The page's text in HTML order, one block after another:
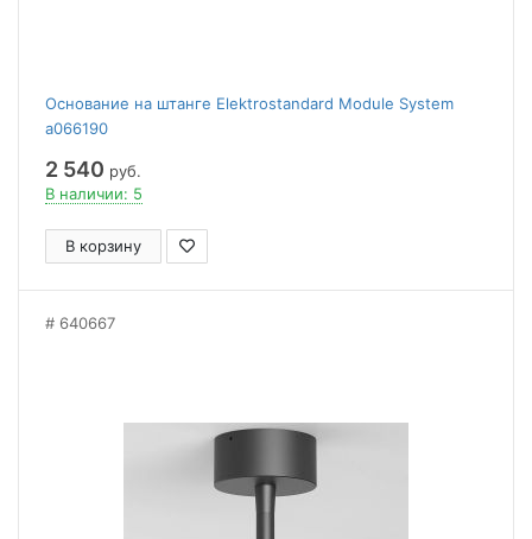
Основание на штанге Elektrostandard Module System
a066190
2 540 руб.
В наличии: 5
В корзину
640667